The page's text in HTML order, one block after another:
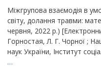
в
умовах
війни
та
повоєнних
Міжгрупова взаємодія в
світу, долання травми:
червня, 2022 р.)
Горностая, Л. Г. Чорної ;
наук України, Інститут
…